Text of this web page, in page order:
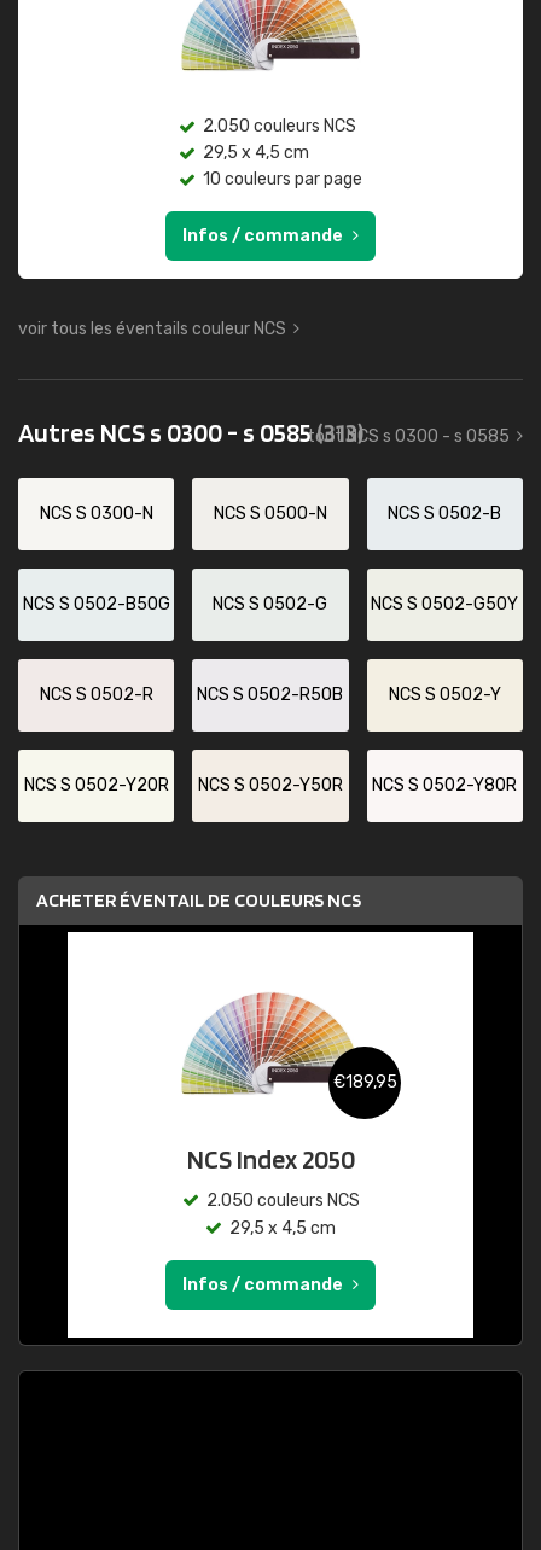
2.050 couleurs NCS
29,5 x 4,5 cm
10 couleurs par page
Infos / commande
voir tous les éventails couleur NCS
Autres NCS s 0300 - s 0585(313)
tout NCS s 0300 - s 0585
NCS S 0300-N NCS S 0500-N NCS S 0502-B
NCS S 0502-B50G NCS S 0502-G NCS S 0502-G50Y
NCS S 0502-R NCS S 0502-R50B NCS S 0502-Y
NCS S 0502-Y20R NCS S 0502-Y50R NCS S 0502-Y80R
ACHETER ÉVENTAIL DE COULEURS NCS
€189,95
NCS Index 2050
2.050 couleurs NCS
29,5 x 4,5 cm
Infos / commande